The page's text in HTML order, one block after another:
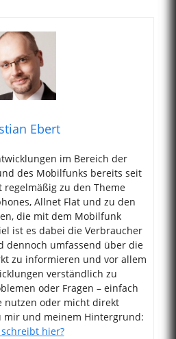
Ebert
im Bereich der
des Mobilfunks bereits seit
regelmäßig zu den Theme
Allnet Flat und zu den
die mit dem Mobilfunk
ist es dabei die Verbraucher
dennoch umfassend über die
zu informieren und vor allem
verständlich zu
oder Fragen – einfach
nutzen oder micht direkt
mir und meinem Hintergrund:
hier?